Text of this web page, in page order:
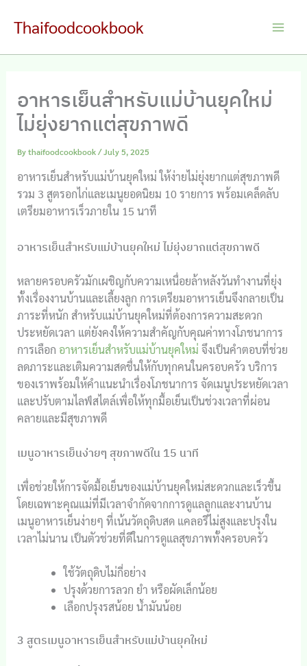
Thaifoodcookbook
อาหารเย็นสำหรับแม่บ้านยุคใหม่
ไม่ยุ่งยากแต่สุขภาพดี
Bythaifoodcookbook/July 5, 2025
อาหารเย็นสำหรับแม่บ้านยุคใหม่ ให้ง่ายไม่ยุ่งยากแต่สุขภาพดี
รวม 3 สูตรอกไก่และเมนูยอดนิยม 10 รายการ พร้อมเคล็ดลับ
เตรียมอาหารเร็วภายใน 15 นาที
อาหารเย็นสำหรับแม่บ้านยุคใหม่ ไม่ยุ่งยากแต่สุขภาพดี
หลายครอบครัวมักเผชิญกับความเหนื่อยล้าหลังวันทำงานที่ยุ่ง
ทั้งเรื่องงานบ้านและเลี้ยงลูก การเตรียมอาหารเย็นจึงกลายเป็น
ภาระที่หนัก สำหรับแม่บ้านยุคใหม่ที่ต้องการความสะดวก
ประหยัดเวลา แต่ยังคงให้ความสำคัญกับคุณค่าทางโภชนาการ
การเลือก อาหารเย็นสำหรับแม่บ้านยุคใหม่ จึงเป็นคำตอบที่ช่วย
ลดภาระและเติมความสดชื่นให้กับทุกคนในครอบครัว บริการ
ของเราพร้อมให้คำแนะนำเรื่องโภชนาการ จัดเมนูประหยัดเวลา
และปรับตามไลฟ์สไตล์เพื่อให้ทุกมื้อเย็นเป็นช่วงเวลาที่ผ่อน
คลายและมีสุขภาพดี
เมนูอาหารเย็นง่ายๆ สุขภาพดีใน 15 นาที
เพื่อช่วยให้การจัดมื้อเย็นของแม่บ้านยุคใหม่สะดวกและเร็วขึ้น
โดยเฉพาะคุณแม่ที่มีเวลาจำกัดจากการดูแลลูกและงานบ้าน
เมนูอาหารเย็นง่ายๆ ที่เน้นวัตถุดิบสด แคลอรีไม่สูงและปรุงใน
เวลาไม่นาน เป็นตัวช่วยที่ดีในการดูแลสุขภาพทั้งครอบครัว
ใช้วัตถุดิบไม่กี่อย่าง
ปรุงด้วยการลวก ยำ หรือผัดเล็กน้อย
เลือกปรุงรสน้อย น้ำมันน้อย
3 สูตรเมนูอาหารเย็นสำหรับแม่บ้านยุคใหม่